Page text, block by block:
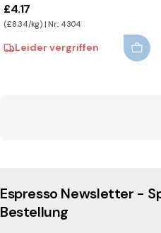
£4.17
(£8.34/kg) | Nr.: 4304
Leider vergriffen
Espresso Newsletter -
Bestellung